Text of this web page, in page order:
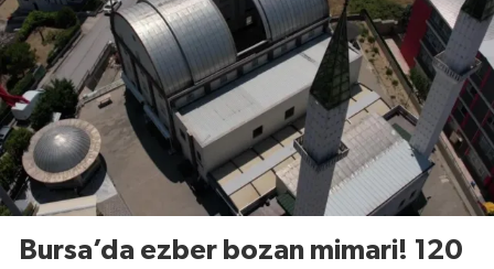
Bursa’da ezber bozan mimari! 120